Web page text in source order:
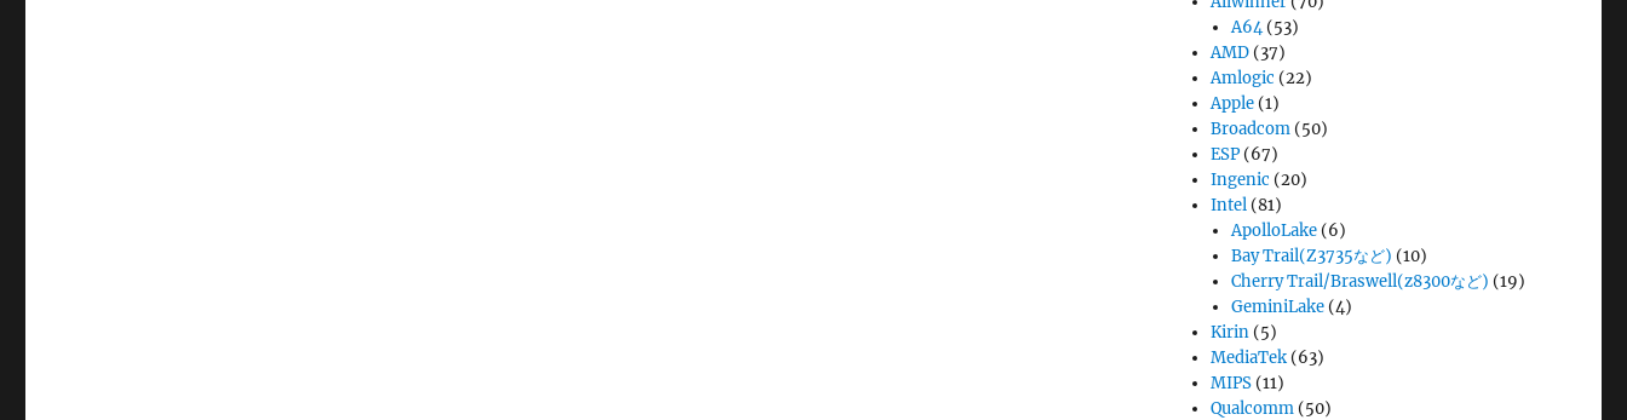
A64(53)
AMD (37)
Amlogic (22)
Apple (1)
Broadcom (50)
ESP (67)
Ingenic (20)
Intel (81)
ApolloLake(6)
Bay Trail(Z3735など) (10)
Cherry Trail/Braswell(z8300など) (19)
GeminiLake(4)
Kirin (5)
MediaTek (63)
MIPS (11)
Qualcomm (50)